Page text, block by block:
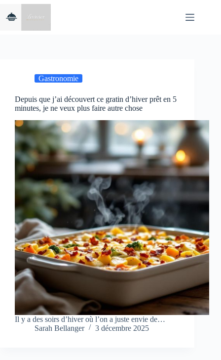
contenu
Gastronomie
Depuis que j’ai découvert ce gratin d’hiver prêt en 5
minutes, je ne veux plus faire autre chose
Il y a des soirs d’hiver où l’on a juste envie de…
Sarah Bellanger
3 décembre 2025